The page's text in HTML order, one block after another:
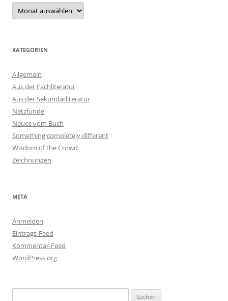
Archiv
KATEGORIEN
Allgemein
Aus der Fachliteratur
Aus der Sekundärliteratur
Netzfunde
Neues vom Buch
Something completely different
Wisdom of the Crowd
Zeichnungen
META
Anmelden
Eintrags-Feed
Kommentar-Feed
WordPress.org